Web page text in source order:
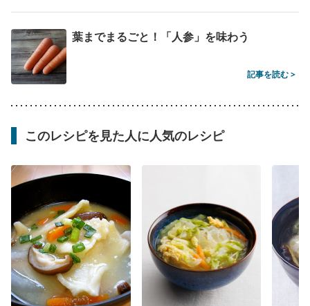
葉までまるごと！「人参」を味わう
記事を読む >
このレシピを見た人に人気のレシピ